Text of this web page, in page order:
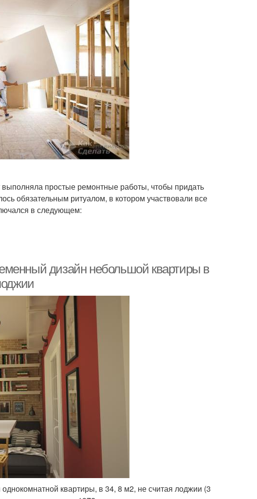
выполняла простые ремонтные работы, чтобы придать
обязательным ритуалом, в котором участвовали все
в следующем:
дизайн небольшой квартиры в
квартиры, в 34, 8 м2, не считая лоджии (3